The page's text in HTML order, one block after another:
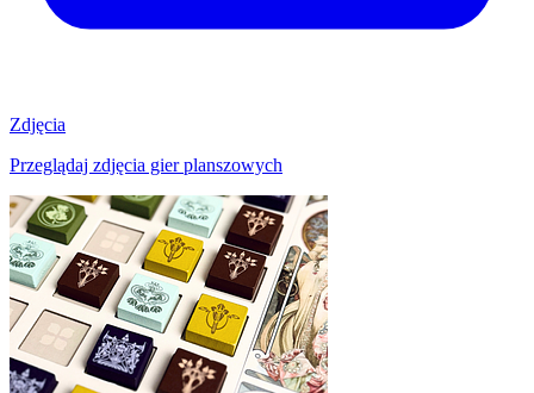
Zdjęcia
Przeglądaj zdjęcia gier planszowych